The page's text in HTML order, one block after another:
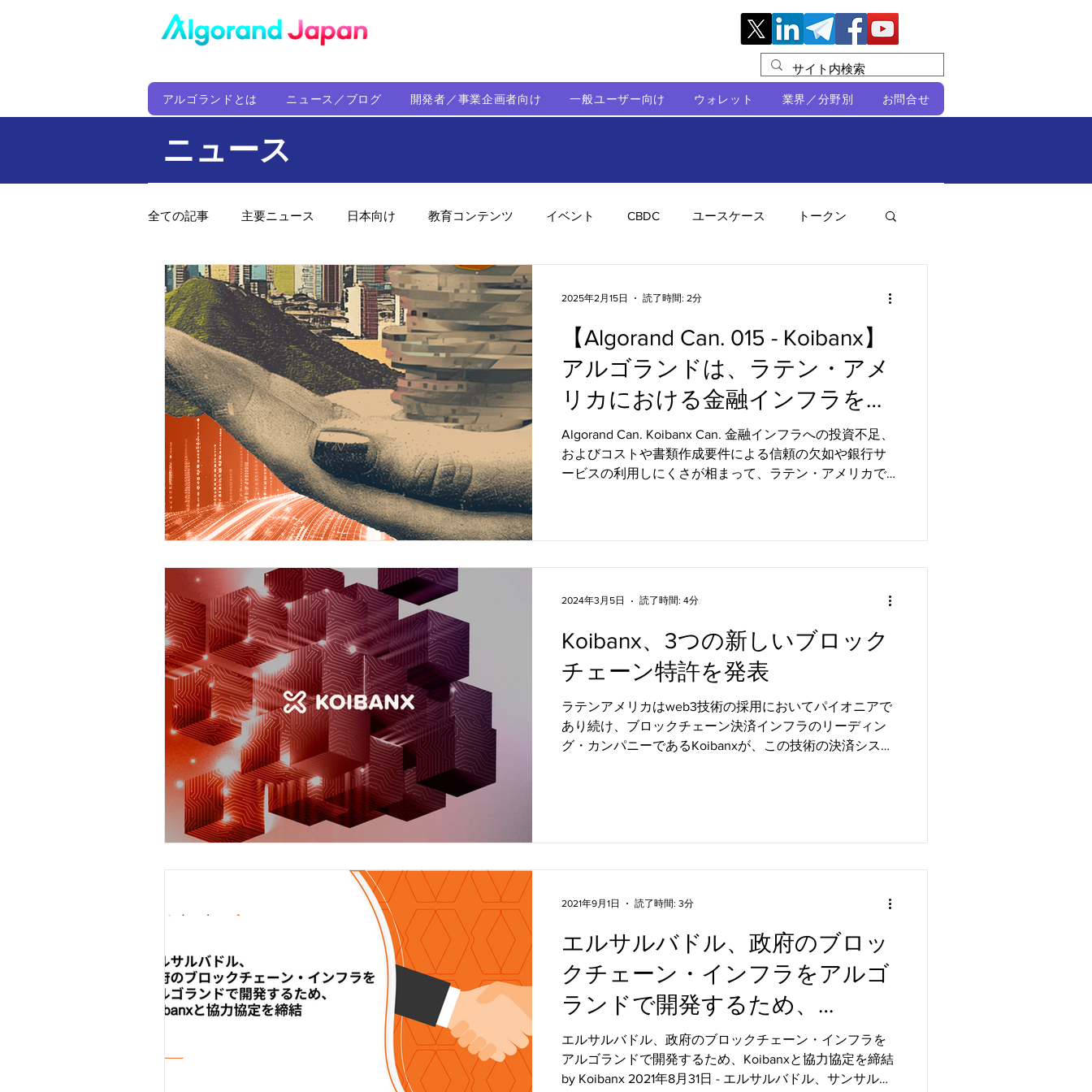
アルゴランドとは ニュース／ブログ 開発者／事業企画者向け 一般ユーザー向け ウォレット 業界／分野別 お問合せ
ニュース
全ての記事 主要ニュース 日本向け 教育コンテンツ イベント CBDC ユースケース トークン
ウォレット 定期レポート 助成金 パートナーシップ
ファンド アルゴランド財団 持続可能性 メルマガ 技術開発 ガバナンス DeFi
サプライチェーン ゲーム 音楽 教育 パートナー・ニュース クロスチェーン 開発者向け
メタバース スポンサー／ファンディング
【Algorand Can. 015 - Koibanx】
アルゴランドは、ラテン・アメ
リカにおける金融インフラを再
構築できます。
Algorand Can. Koibanx Can. 金融インフラへの投資不足、
およびコストや書類作成要件による信頼の欠如や銀行サ
ービスの利用しにくさが相まって、ラテン・アメリカで
2025年2月15日 読了時間: 2分
Koibanx、3つの新しいブロック
チェーン特許を発表
ラテンアメリカはweb3技術の採用においてパイオニアで
あり続け、ブロックチェーン決済インフラのリーディン
グ・カンパニーであるKoibanxが、この技術の決済システ
2024年3月5日 読了時間: 4分
エルサルバドル、政府のブロッ
クチェーン・インフラをアルゴ
ランドで開発するため、
Koibanxと協力協定を締結
エルサルバドル、政府のブロックチェーン・インフラを
アルゴランドで開発するため、Koibanxと協力協定を締結
by Koibanx 2021年8月31日 - エルサルバドル、サンサルバ
2021年9月1日 読了時間: 3分